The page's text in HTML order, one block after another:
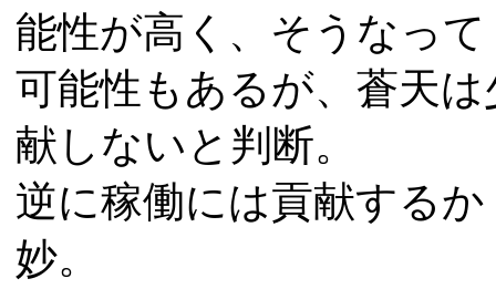
能性が高く、そうなっ
可能性もあるが、蒼天
献しないと判断。
逆に稼働には貢献する
妙。